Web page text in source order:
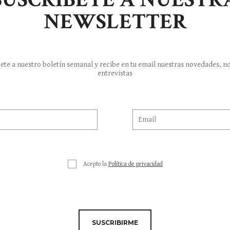
NEWSLETTER
a nuestro boletín semanal y recibe en tu email nuestras novedades,
entrevistas
Acepto la Política de privacidad
SUSCRIBIRME